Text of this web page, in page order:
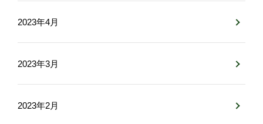
2023年4月
2023年3月
2023年2月